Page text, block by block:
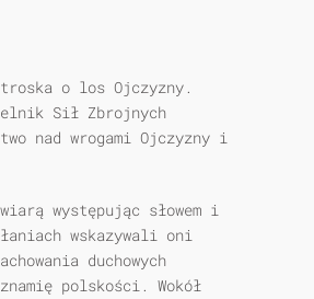
o los Ojczyzny.
Sił Zbrojnych
nad wrogami Ojczyzny i
występując słowem i
wskazywali oni
duchowych
polskości. Wokół